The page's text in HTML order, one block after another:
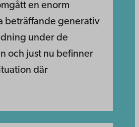
en enorm
beträffande generativ
under de
och just nu befinner
där